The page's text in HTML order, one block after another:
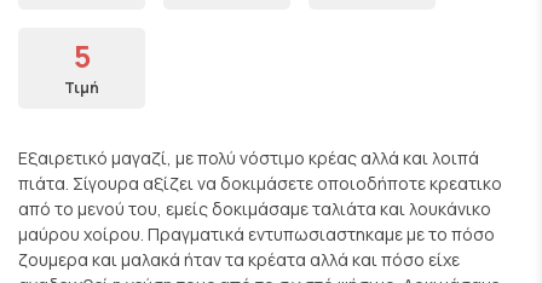
5
Τιμή
Εξαιρετικό μαγαζί, με πολύ νόστιμο κρέας αλλά και λοιπά
πιάτα. Σίγουρα αξίζει να δοκιμάσετε οποιοδήποτε κρεατικο
από το μενού του, εμείς δοκιμάσαμε ταλιάτα και λουκάνικο
μαύρου χοίρου. Πραγματικά εντυπωσιαστηκαμε με το πόσο
ζουμερα και μαλακά ήταν τα κρέατα αλλά και πόσο είχε